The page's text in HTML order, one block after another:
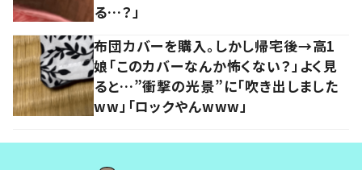
る…？」
布団カバーを購入。しかし帰宅後→高1
娘「このカバーなんか怖くない？」よく見
ると…”衝撃の光景”に「吹き出しました
ww」「ロックやんwww」